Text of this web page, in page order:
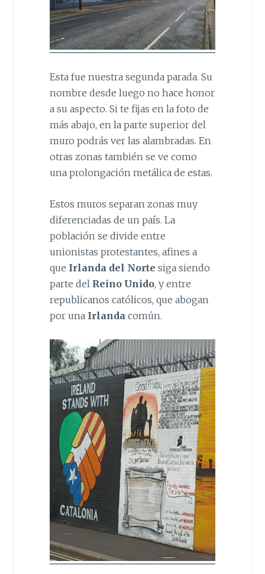
Esta fue nuestra segunda parada. Su
nombre desde luego no hace honor
a su aspecto. Si te fijas en la foto de
más abajo, en la parte superior del
muro podrás ver las alambradas. En
otras zonas también se ve como
una prolongación metálica de estas.
Estos muros separan zonas muy
diferenciadas de un país. La
población se divide entre
unionistas protestantes, afines a
que Irlanda del Norte siga siendo
parte del Reino Unido, y entre
republicanos católicos, que abogan
por una Irlanda común.